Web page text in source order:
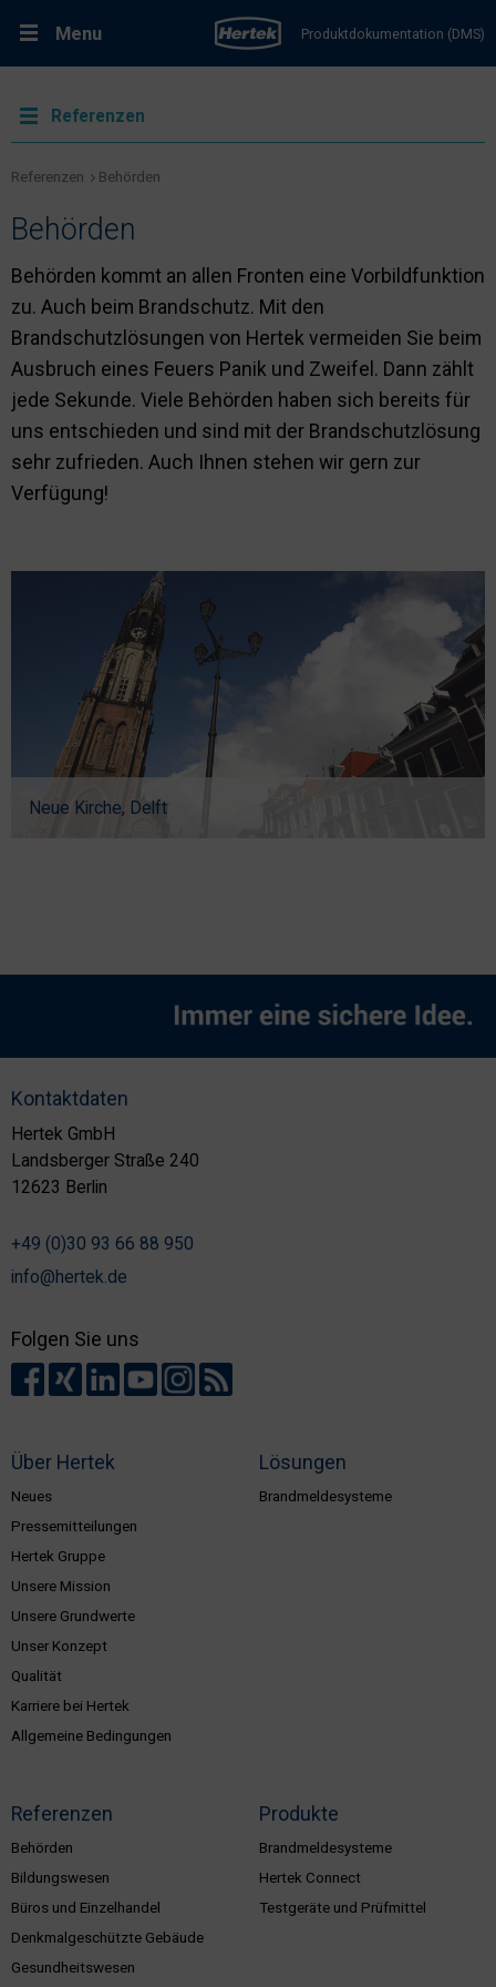
Menu
Produkte
Kundenservice & Dienstleistungen
Support & Kontakt
Karriere bei Hertek
Produktdokumentation (DMS)
Referenzen
Referenzen Behörden
Behörden
Behörden kommt an allen Fronten eine Vorbildfunktion
zu. Auch beim Brandschutz. Mit den
Brandschutzlösungen von Hertek vermeiden Sie beim
Ausbruch eines Feuers Panik und Zweifel. Dann zählt
jede Sekunde. Viele Behörden haben sich bereits für
uns entschieden und sind mit der Brandschutzlösung
sehr zufrieden. Auch Ihnen stehen wir gern zur
Verfügung!
Neue Kirche, Delft
Über Hertek
Neues
Pressemitteilungen
Hertek Gruppe
Unsere Mission
Unsere Grundwerte
Unser Konzept
Qualität
Karriere bei Hertek
Allgemeine Bedingungen
Lösungen
Brandmeldesysteme
Referenzen
Behörden
Bildungswesen
Büros und Einzelhandel
Denkmalgeschützte Gebäude
Gesundheitswesen
Produkte
Brandmeldesysteme
Hertek Connect
Testgeräte und Prüfmittel
Kontaktdaten
Hertek GmbH
Landsberger Straße 240
12623 Berlin
+49 (0)30 93 66 88 950
info@hertek.de
Folgen Sie uns